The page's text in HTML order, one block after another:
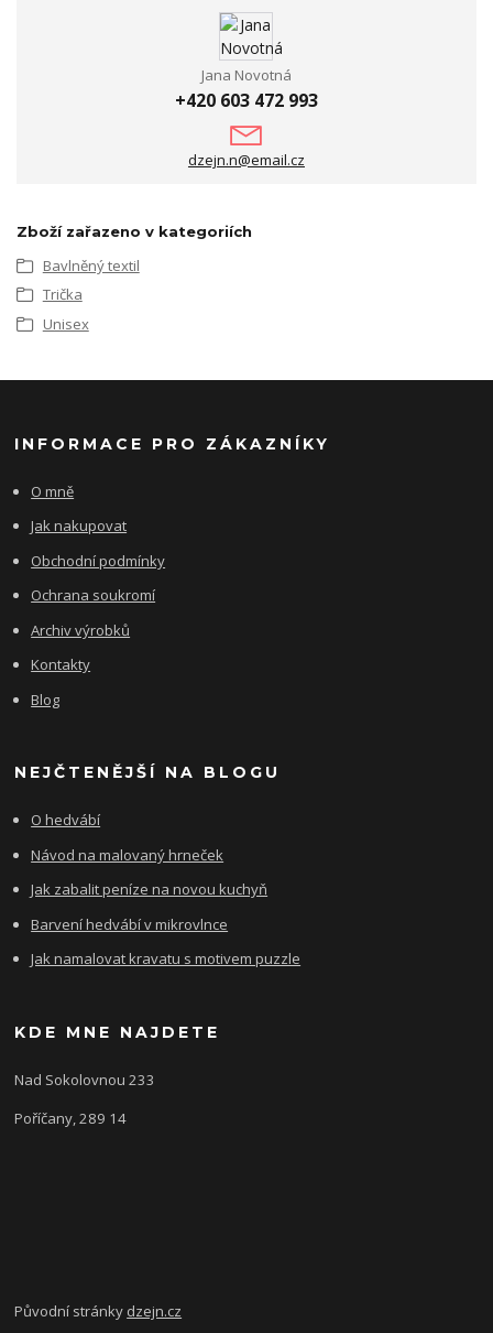
Jana Novotná
+420 603 472 993
dzejn.n@email.cz
Zboží zařazeno v kategoriích
Bavlněný textil
Trička
Unisex
INFORMACE PRO ZÁKAZNÍKY
O mně
Jak nakupovat
Obchodní podmínky
Ochrana soukromí
Archiv výrobků
Kontakty
Blog
NEJČTENĚJŠÍ NA BLOGU
O hedvábí
Návod na malovaný hrneček
Jak zabalit peníze na novou kuchyň
Barvení hedvábí v mikrovlnce
Jak namalovat kravatu s motivem puzzle
KDE MNE NAJDETE
Nad Sokolovnou 233
Poříčany, 289 14
Původní stránky dzejn.cz